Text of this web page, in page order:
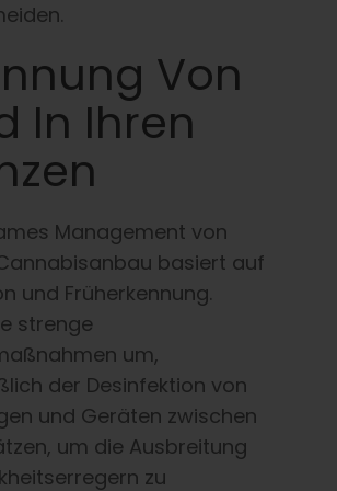
Von
In Ihren
Management von
basiert auf
und Früherkennung.
strenge
um,
der Desinfektion von
und Geräten zwischen
um die Ausbreitung
zu